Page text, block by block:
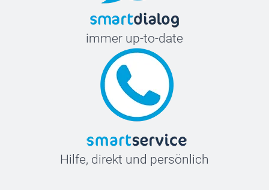
immer up-to-date
Hilfe, direkt und persönlich